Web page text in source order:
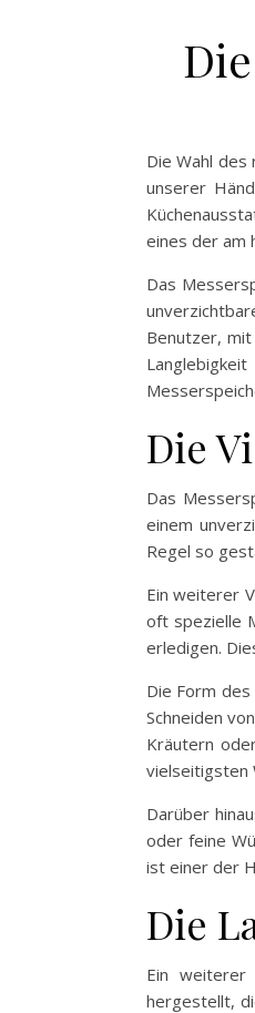
Die Wahl
unserer
eines der am
Das
Benutzer,
Die
Das
einem
Regel so
Ein weiterer
oft spezielle
erledigen.
Die Form
Schneiden
Kräutern
vielseitigsten
Darüber
oder feine
ist einer der
Die
Ein weiterer
hergestellt,